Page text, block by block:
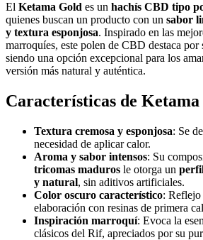
El Ketama Gold es un hachís CBD tipo
quienes buscan un producto con un sabor
y textura esponjosa. Inspirado en las
marroquíes, este polen de CBD destaca por
siendo una opción excepcional para los
versión más natural y auténtica.
Características de
Textura cremosa y esponjosa: Se
necesidad de aplicar calor.
Aroma y sabor intensos: Su
tricomas maduros le otorga un
y natural, sin aditivos artificiales.
Color oscuro característico: Reflejo
elaboración con resinas de primera
Inspiración marroquí: Evoca la
clásicos del Rif, apreciados por su